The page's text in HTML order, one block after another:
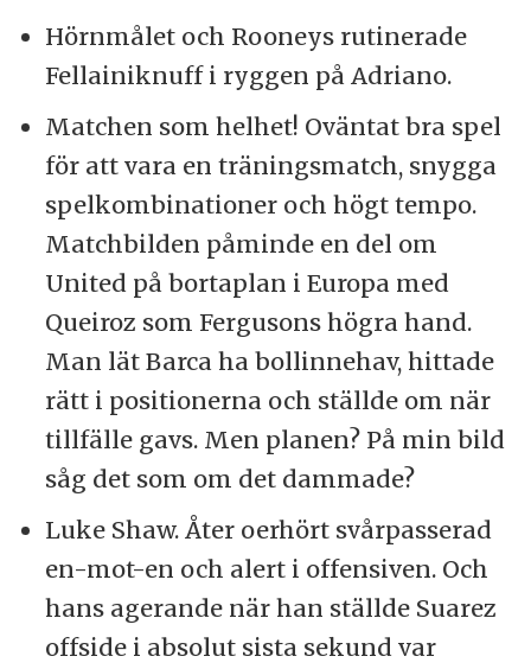
Hörnmålet och Rooneys rutinerade
Fellainiknuff i ryggen på Adriano.
Matchen som helhet! Oväntat bra spel
för att vara en träningsmatch, snygga
spelkombinationer och högt tempo.
Matchbilden påminde en del om
United på bortaplan i Europa med
Queiroz som Fergusons högra hand.
Man lät Barca ha bollinnehav, hittade
rätt i positionerna och ställde om när
tillfälle gavs. Men planen? På min bild
såg det som om det dammade?
Luke Shaw. Åter oerhört svårpasserad
en-mot-en och alert i offensiven. Och
hans agerande när han ställde Suarez
offside i absolut sista sekund var